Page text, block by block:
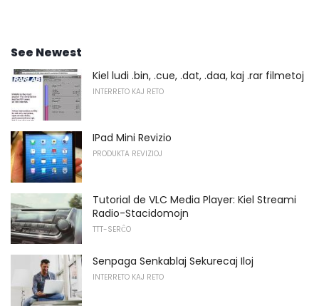
See Newest
Kiel ludi .bin, .cue, .dat, .daa, kaj .rar filmetoj
INTERRETO KAJ RETO
IPad Mini Revizio
PRODUKTA REVIZIOJ
Tutorial de VLC Media Player: Kiel Streami
Radio-Stacidomojn
TTT-SERĈO
Senpaga Senkablaj Sekurecaj Iloj
INTERRETO KAJ RETO